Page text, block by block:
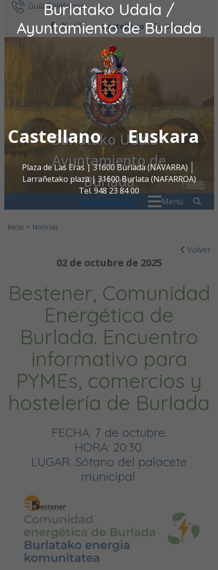
Burlatako Udala /
Ayuntamiento de Burlada
Castellano Euskara
Plaza de Las Eras | 31600 Burlada (NAVARRA)
Larrañetako plaza | 31600 Burlata (NAFARROA)
Tel. 948 23 84 00
oac@burlada.es
Ir al contenidoGuía Teléfonos
facebook
twitter
instagram
Castellano Euskara
Burlatako Udala /
Ayuntamiento de
Burlada
Menú
Inicio > Noticias
Volver
02 de octubre de 2025
Bestener, Comunidad
Energética de
Burlada. Encuentro
informativo para
PYMEs, comercios y
hostelería de Burlada
FECHA: 7 de octubre.
HORA: 20:30.
LUGAR: Sótano del palacete
municipal.